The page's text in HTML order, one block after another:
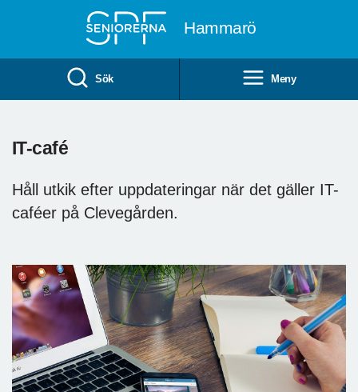
Hammarö
Sök Meny
IT-café
Håll utkik efter uppdateringar när det gäller IT-
caféer på Clevegården.